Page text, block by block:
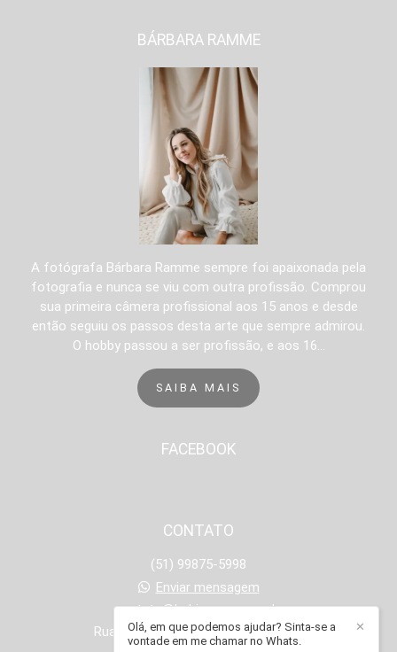
BÁRBARA RAMME
A fotógrafa Bárbara Ramme sempre foi apaixonada pela
fotografia e nunca se viu com outra profissão. Comprou
sua primeira câmera profissional aos 15 anos e desde
então seguiu os passos desta arte que sempre admirou.
O hobby passou a ser profissão, e aos 16...
SAIBA MAIS
FACEBOOK
CONTATO
(51) 99875-5998
Enviar mensagem
contato@babiramme.com.br
Rua Onze de Junho, 1251 - Operário
✕
Olá, em que podemos ajudar? Sinta-se a
vontade em me chamar no Whats.